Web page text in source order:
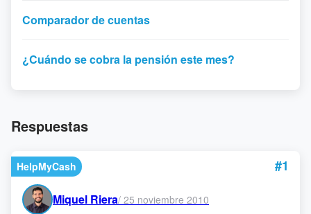
Comparador de cuentas
¿Cuándo se cobra la pensión este mes?
Respuestas
HelpMyCash #1
Miquel Riera/ 25 noviembre 2010